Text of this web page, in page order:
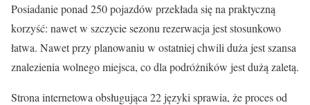
Posiadanie ponad 250 pojazdów przekłada się na praktyczną
korzyść: nawet w szczycie sezonu rezerwacja jest stosunkowo
łatwa. Nawet przy planowaniu w ostatniej chwili duża jest szansa
znalezienia wolnego miejsca, co dla podróżników jest dużą zaletą.
Strona internetowa obsługująca 22 języki sprawia, że proces od